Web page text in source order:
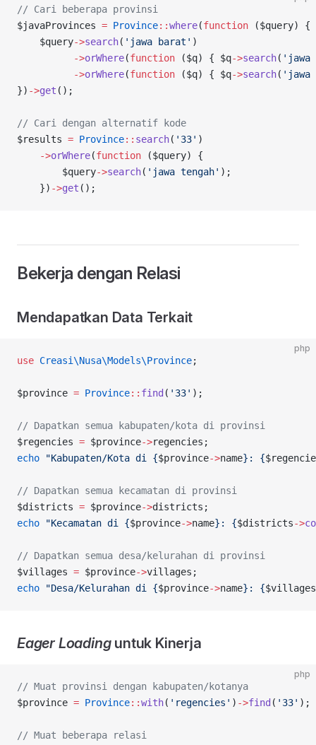
// Cari beberapa provinsi
$javaProvinces = Province::where(function ($query) {
    $query
->search( 'jawa barat' )
          ->
orWhere(function ($q) { $q->search( 'jawa
          ->
orWhere(function ($q) { $q->search(
}) ->get ();
// Cari dengan alternatif kode
$results = Province:: search( '33' )
    ->
orWhere(function ($query) {
        $query
->search( 'jawa tengah' );
    })
->get ();
Bekerja dengan Relasi
Mendapatkan Data Terkait
php
use Creasi\Nusa\Models\Province;
$province = Province:: find ( '33' );
// Dapatkan semua kabupaten/kota di provinsi
$regencies = $province->regencies;
echo "Kabupaten/Kota di {$province->name}: {
// Dapatkan semua kecamatan di provinsi
$districts = $province->districts;
echo "Kecamatan di {$province->name}: {$districts->
// Dapatkan semua desa/kelurahan di provinsi
$villages = $province->villages;
echo "Desa/Kelurahan di {$province->name}: {$villages
Eager Loadinguntuk Kinerja
php
// Muat provinsi dengan kabupaten/kotanya
$province = Province::with( 'regencies' ) ->find ( '33' );
// Muat beberapa relasi